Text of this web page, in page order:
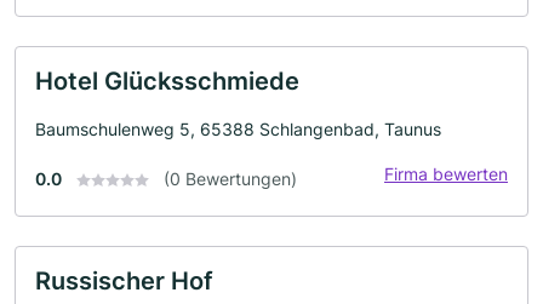
Hotel Glücksschmiede
Baumschulenweg 5, 65388 Schlangenbad, Taunus
0.0 (0 Bewertungen) Firma bewerten
Russischer Hof